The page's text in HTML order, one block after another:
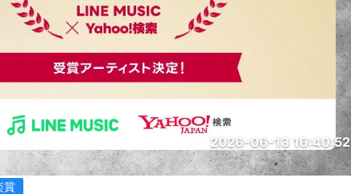
2026-06-13 16:40:52
賞